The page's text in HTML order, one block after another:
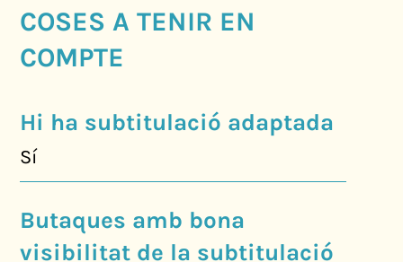
COSES A TENIR EN
COMPTE
Hi ha subtitulació adaptada
Sí
Butaques amb bona
visibilitat de la subtitulació